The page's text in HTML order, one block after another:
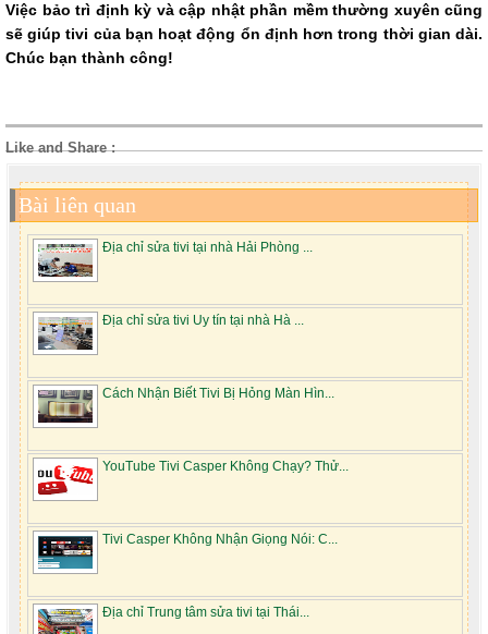
Việc bảo trì định kỳ và cập nhật phần mềm thường xuyên cũng
sẽ giúp tivi của bạn hoạt động ổn định hơn trong thời gian dài.
Chúc bạn thành công!
Like and Share :
Bài liên quan
Địa chỉ sửa tivi tại nhà Hải Phòng ...
Địa chỉ sửa tivi Uy tín tại nhà Hà ...
Cách Nhận Biết Tivi Bị Hỏng Màn Hìn...
YouTube Tivi Casper Không Chạy? Thử...
Tivi Casper Không Nhận Giọng Nói: C...
Địa chỉ Trung tâm sửa tivi tại Thái...